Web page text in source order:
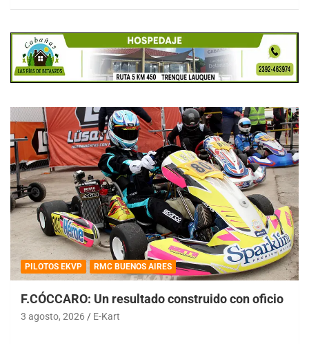
PILOTOS EKVP RMC BUENOS AIRES
F.CÓCCARO: Un resultado construido con oficio
3 agosto, 2026 E-Kart